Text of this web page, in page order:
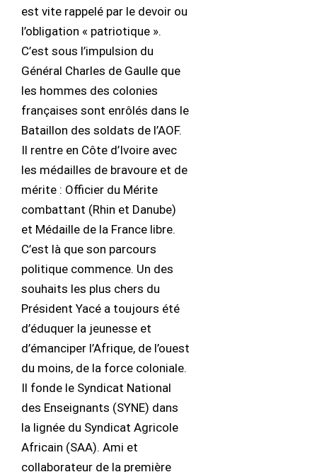
est vite rappelé par le devoir ou
l’obligation « patriotique ».
C’est sous l’impulsion du
Général Charles de Gaulle que
les hommes des colonies
françaises sont enrôlés dans le
Bataillon des soldats de l’AOF.
Il rentre en Côte d’Ivoire avec
les médailles de bravoure et de
mérite : Officier du Mérite
combattant (Rhin et Danube)
et Médaille de la France libre.
C’est là que son parcours
politique commence. Un des
souhaits les plus chers du
Président Yacé a toujours été
d’éduquer la jeunesse et
d’émanciper l’Afrique, de l’ouest
du moins, de la force coloniale.
Il fonde le Syndicat National
des Enseignants (SYNE) dans
la lignée du Syndicat Agricole
Africain (SAA). Ami et
collaborateur de la première